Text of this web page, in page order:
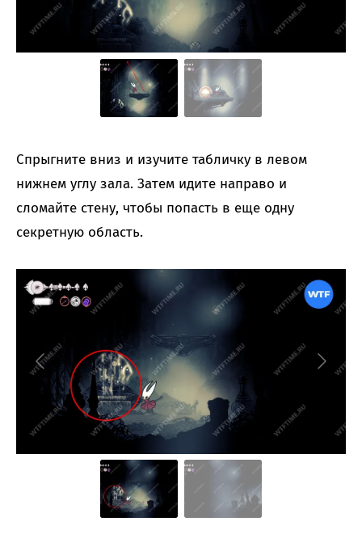
Спрыгните вниз и изучите табличку в левом
нижнем углу зала. Затем идите направо и
сломайте стену, чтобы попасть в еще одну
секретную область.